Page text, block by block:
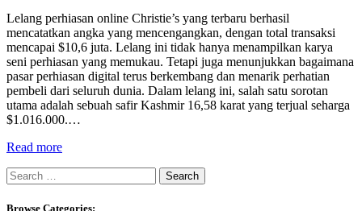
Lelang perhiasan online Christie’s yang terbaru berhasil
mencatatkan angka yang mencengangkan, dengan total transaksi
mencapai $10,6 juta. Lelang ini tidak hanya menampilkan karya
seni perhiasan yang memukau. Tetapi juga menunjukkan bagaimana
pasar perhiasan digital terus berkembang dan menarik perhatian
pembeli dari seluruh dunia. Dalam lelang ini, salah satu sorotan
utama adalah sebuah safir Kashmir 16,58 karat yang terjual seharga
$1.016.000.…
Read more
Search
for:
Browse Categories: